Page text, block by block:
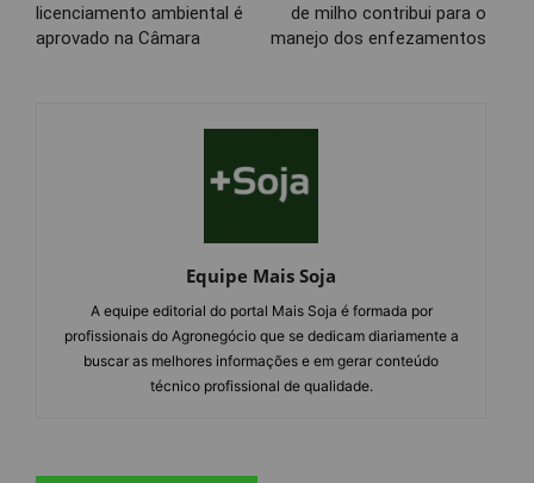
licenciamento ambiental é
aprovado na Câmara
de milho contribui para o
manejo dos enfezamentos
Equipe Mais Soja
A equipe editorial do portal Mais Soja é formada por
profissionais do Agronegócio que se dedicam diariamente a
buscar as melhores informações e em gerar conteúdo
técnico profissional de qualidade.